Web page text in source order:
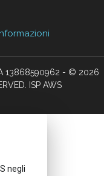
13868590962 - © 2026
ISP AWS
negli